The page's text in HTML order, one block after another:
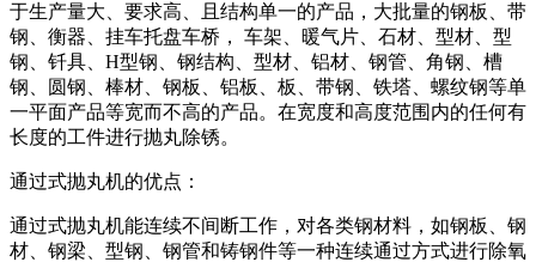
于生产量大、要求高、且结构单一的产品，大批量的钢板、带
钢、衡器、挂车托盘车桥， 车架、暖气片、石材、型材、型
钢、钎具、H型钢、钢结构、型材、铝材、钢管、角钢、槽
钢、圆钢、棒材、钢板、铝板、板、带钢、铁塔、螺纹钢等单
一平面产品等宽而不高的产品。在宽度和高度范围内的任何有
长度的工件进行抛丸除锈。
通过式抛丸机的优点：
通过式抛丸机能连续不间断工作，对各类钢材料，如钢板、钢
材、钢梁、型钢、钢管和铸钢件等一种连续通过方式进行除氧